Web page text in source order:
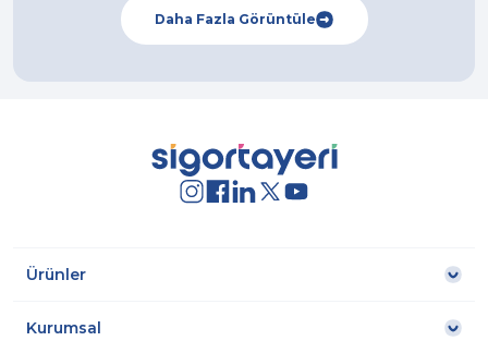
Daha Fazla Görüntüle
Ürünler
Kurumsal